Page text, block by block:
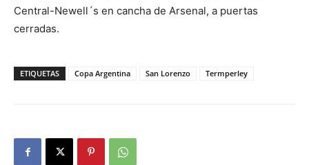
Central-Newell´s en cancha de Arsenal, a puertas
cerradas.
ETIQUETAS Copa Argentina San Lorenzo Termperley